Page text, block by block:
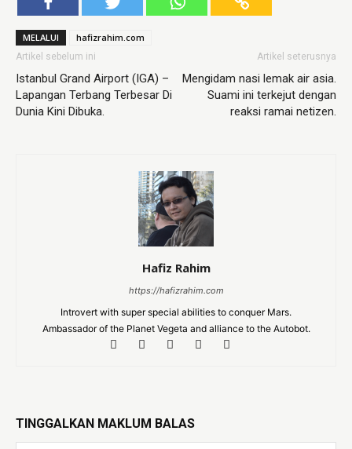
MELALUI hafizrahim.com
Artikel sebelum ini
Istanbul Grand Airport (IGA) –
Lapangan Terbang Terbesar Di
Dunia Kini Dibuka.
Artikel seterusnya
Mengidam nasi lemak air asia.
Suami ini terkejut dengan
reaksi ramai netizen.
Hafiz Rahim
https://hafizrahim.com
Introvert with super special abilities to conquer Mars.
Ambassador of the Planet Vegeta and alliance to the Autobot.
TINGGALKAN MAKLUM BALAS